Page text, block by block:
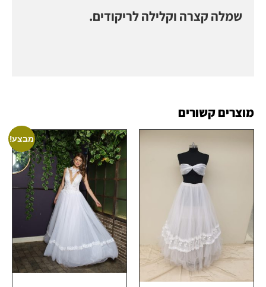
מוצרים קשורים
מבצע!
שמלה קצרה וקלילה לריקודים.